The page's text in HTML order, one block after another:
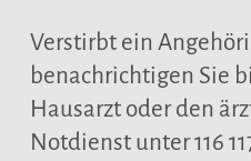
Verstirbt ein
benachrichtigen Sie
Hausarzt oder den
Notdienst unter 116